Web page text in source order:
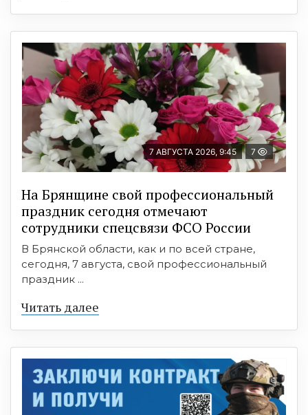
7 АВГУСТА 2026, 9:45 7
На Брянщине свой профессиональный
праздник сегодня отмечают
сотрудники спецсвязи ФСО России
В Брянской области, как и по всей стране,
сегодня, 7 августа, свой профессиональный
праздник ...
Читать далее